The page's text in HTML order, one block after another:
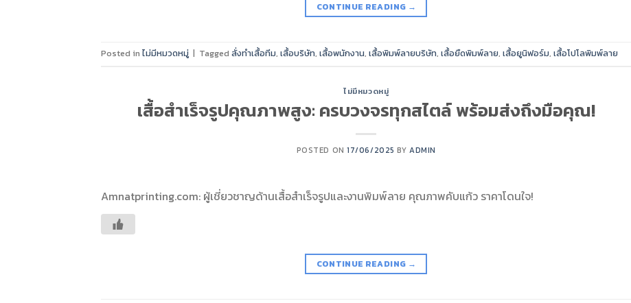
CONTINUE READING →
Posted in ไม่มีหมวดหมู่ | Tagged สั่งทำเสื้อทีม, เสื้อบริษัท, เสื้อพนักงาน, เสื้อพิมพ์ลายบริษัท, เสื้อยืดพิมพ์ลาย, เสื้อยูนิฟอร์ม, เสื้อโปโลพิมพ์ลาย
ไม่มีหมวดหมู่
เสื้อสำเร็จรูปคุณภาพสูง: ครบวงจรทุกสไตล์ พร้อมส่งถึงมือคุณ!
POSTED ON17/06/2025 BYADMIN
Amnatprinting.com: ผู้เชี่ยวชาญด้านเสื้อสำเร็จรูปและงานพิมพ์ลาย คุณภาพคับแก้ว ราคาโดนใจ!
CONTINUE READING →